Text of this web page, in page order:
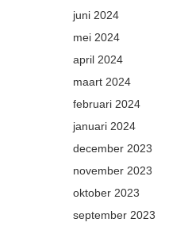
juni 2024
mei 2024
april 2024
maart 2024
februari 2024
januari 2024
december 2023
november 2023
oktober 2023
september 2023